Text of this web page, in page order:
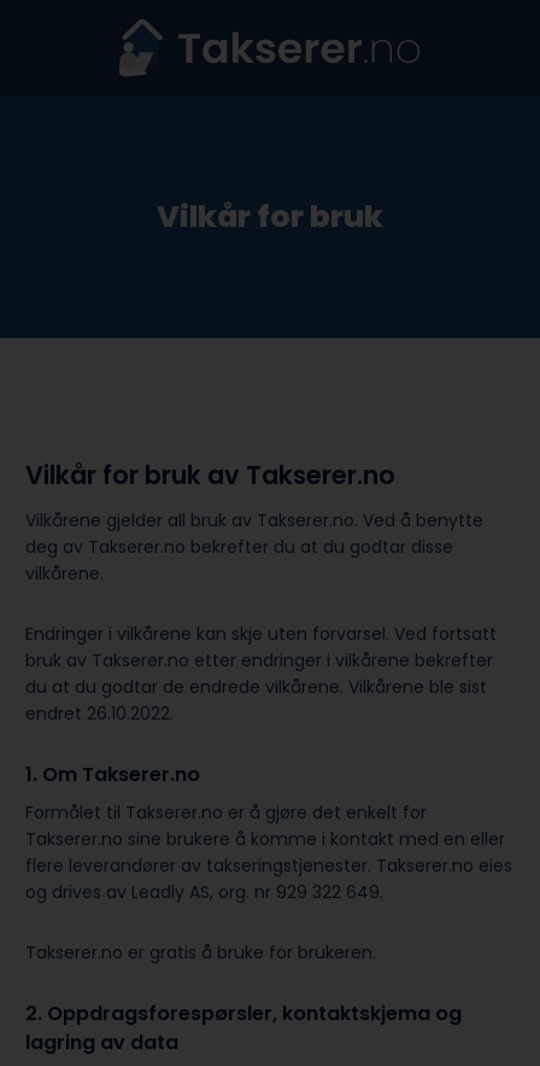
Vilkår for bruk
Vilkår for bruk av Takserer.no
Vilkårene gjelder all bruk av Takserer.no. Ved å benytte
deg av Takserer.no bekrefter du at du godtar disse
vilkårene.
Endringer i vilkårene kan skje uten forvarsel. Ved fortsatt
bruk av Takserer.no etter endringer i vilkårene bekrefter
du at du godtar de endrede vilkårene. Vilkårene ble sist
endret 26.10.2022.
1. Om Takserer.no
Formålet til Takserer.no er å gjøre det enkelt for
Takserer.no sine brukere å komme i kontakt med en eller
flere leverandører av takseringstjenester. Takserer.no eies
og drives av Leadly AS, org. nr 929 322 649.
Takserer.no er gratis å bruke for brukeren.
2. Oppdragsforespørsler, kontaktskjema og
lagring av data